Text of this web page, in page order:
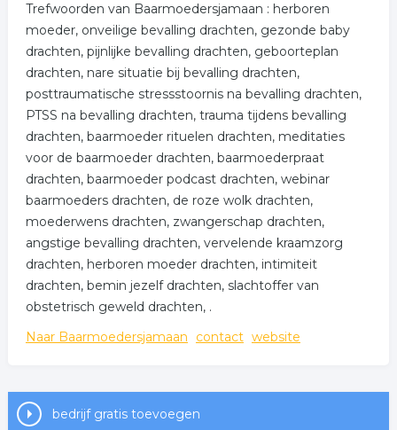
Trefwoorden van Baarmoedersjamaan : herboren
moeder, onveilige bevalling drachten, gezonde baby
drachten, pijnlijke bevalling drachten, geboorteplan
drachten, nare situatie bij bevalling drachten,
posttraumatische stressstoornis na bevalling drachten,
PTSS na bevalling drachten, trauma tijdens bevalling
drachten, baarmoeder rituelen drachten, meditaties
voor de baarmoeder drachten, baarmoederpraat
drachten, baarmoeder podcast drachten, webinar
baarmoeders drachten, de roze wolk drachten,
moederwens drachten, zwangerschap drachten,
angstige bevalling drachten, vervelende kraamzorg
drachten, herboren moeder drachten, intimiteit
drachten, bemin jezelf drachten, slachtoffer van
obstetrisch geweld drachten, .
Naar Baarmoedersjamaan
contact website
bedrijf gratis toevoegen